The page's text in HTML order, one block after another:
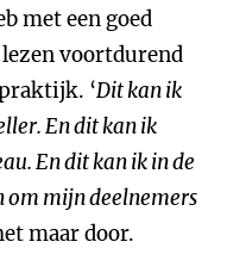
met een goed
voortdurend
‘Dit kan ik
En dit kan ik
En dit kan ik in de
om mijn deelnemers
maar door.